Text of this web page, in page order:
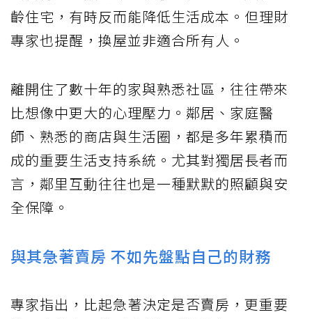
齡住宅，有時反而能降低生活成本。但理財
專家也提醒，換屋並非適合所有人。
離開住了數十年的家與熟悉社區，往往帶來
比想像中更大的心理壓力。鄰居、家庭醫
師、熟悉的商店與生活圈，都是多年累積而
成的重要生活支持系統。尤其對獨居長者而
言，鄰里互動往往也是一種默默的照顧與安
全保障。
與其急著賣房 不如先盤點自己的財務
專家指出，比起急著決定是否賣房，更重要